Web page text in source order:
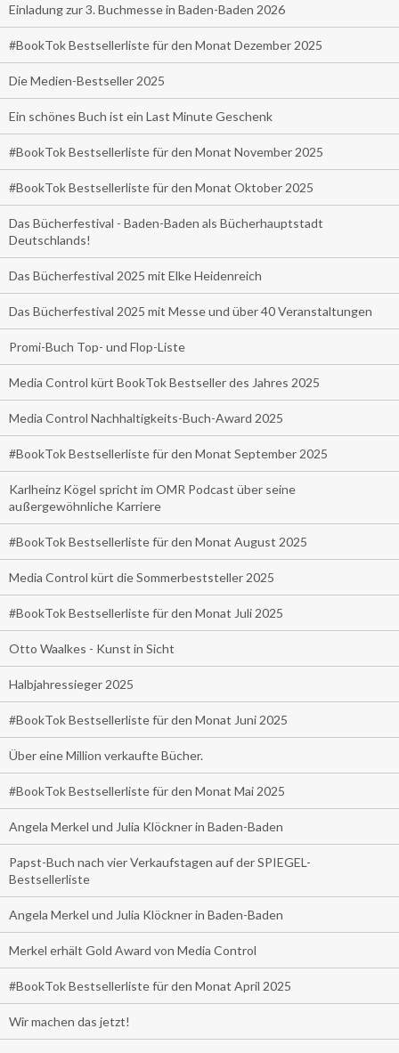
Einladung zur 3. Buchmesse in Baden-Baden 2026
#BookTok Bestsellerliste für den Monat Dezember 2025
Die Medien-Bestseller 2025
Ein schönes Buch ist ein Last Minute Geschenk
#BookTok Bestsellerliste für den Monat November 2025
#BookTok Bestsellerliste für den Monat Oktober 2025
Das Bücherfestival - Baden-Baden als Bücherhauptstadt
Deutschlands!
Das Bücherfestival 2025 mit Elke Heidenreich
Das Bücherfestival 2025 mit Messe und über 40 Veranstaltungen
Promi-Buch Top- und Flop-Liste
Media Control kürt BookTok Bestseller des Jahres 2025
Media Control Nachhaltigkeits-Buch-Award 2025
#BookTok Bestsellerliste für den Monat September 2025
Karlheinz Kögel spricht im OMR Podcast über seine
außergewöhnliche Karriere
#BookTok Bestsellerliste für den Monat August 2025
Media Control kürt die Sommerbeststeller 2025
#BookTok Bestsellerliste für den Monat Juli 2025
Otto Waalkes - Kunst in Sicht
Halbjahressieger 2025
#BookTok Bestsellerliste für den Monat Juni 2025
Über eine Million verkaufte Bücher.
#BookTok Bestsellerliste für den Monat Mai 2025
Angela Merkel und Julia Klöckner in Baden-Baden
Papst-Buch nach vier Verkaufstagen auf der SPIEGEL-
Bestsellerliste
Angela Merkel und Julia Klöckner in Baden-Baden
Merkel erhält Gold Award von Media Control
#BookTok Bestsellerliste für den Monat April 2025
Wir machen das jetzt!